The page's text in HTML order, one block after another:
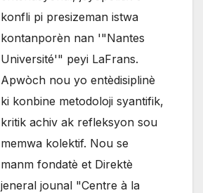
konfli pi presizeman istwa
kontanporèn nan '"Nantes
Université'" peyi LaFrans.
Apwòch nou yo entèdisiplinè
ki konbine metodoloji syantifik,
kritik achiv ak refleksyon sou
memwa kolektif. Nou se
manm fondatè et Direktè
jeneral jounal "Centre à la